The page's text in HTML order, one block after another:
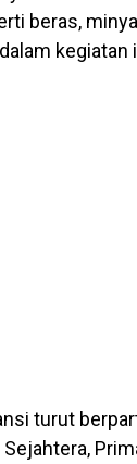
beras,
kegiatan
turut